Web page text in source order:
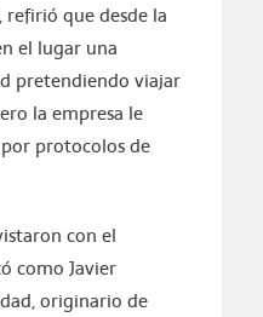
que desde la
el lugar una
pretendiendo viajar
la empresa le
protocolos de
con el
como Javier
originario de